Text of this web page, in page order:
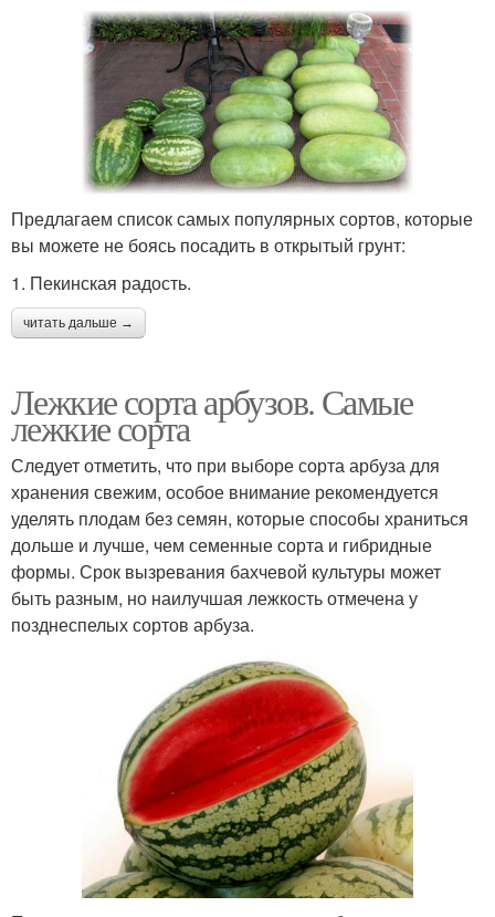
Предлагаем список самых популярных сортов, которые
вы можете не боясь посадить в открытый грунт:
1. Пекинская радость.
читать дальше →
Лежкие сорта арбузов. Самые
лежкие сорта
Следует отметить, что при выборе сорта арбуза для
хранения свежим, особое внимание рекомендуется
уделять плодам без семян, которые способы храниться
дольше и лучше, чем семенные сорта и гибридные
формы. Срок вызревания бахчевой культуры может
быть разным, но наилучшая лежкость отмечена у
позднеспелых сортов арбуза.